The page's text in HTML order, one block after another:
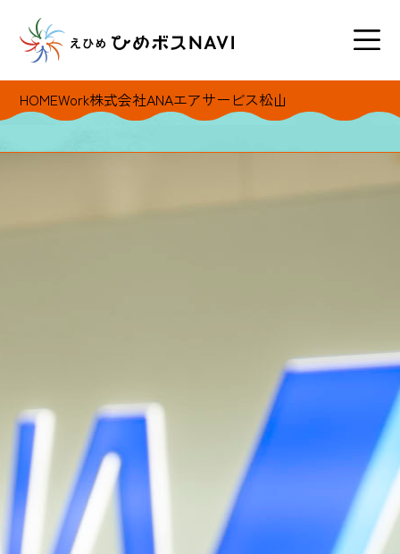
HOMEWork株式会社ANAエアサービス松山